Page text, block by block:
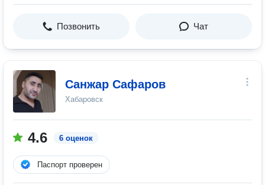
Позвонить Чат
Санжар Сафаров
Хабаровск
4.6 6 оценок
Паспорт проверен